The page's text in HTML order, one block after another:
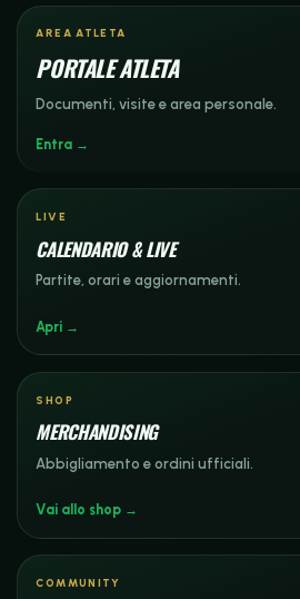
AREA ATLETA
PORTALE ATLETA
Documenti, visite e area personale.
Entra →
LIVE
CALENDARIO & LIVE
Partite, orari e aggiornamenti.
Apri →
SHOP
MERCHANDISING
Abbigliamento e ordini ufficiali.
Vai allo shop →
COMMUNITY